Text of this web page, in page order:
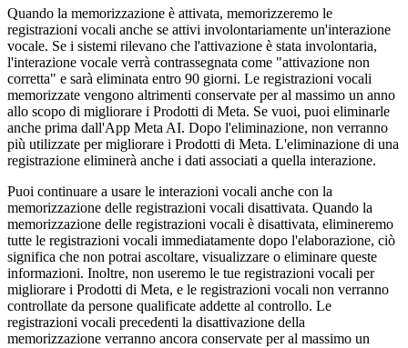
Quando la memorizzazione è attivata, memorizzeremo le
registrazioni vocali anche se attivi involontariamente un'interazione
vocale. Se i sistemi rilevano che l'attivazione è stata involontaria,
l'interazione vocale verrà contrassegnata come "attivazione non
corretta" e sarà eliminata entro 90 giorni. Le registrazioni vocali
memorizzate vengono altrimenti conservate per al massimo un anno
allo scopo di migliorare i Prodotti di Meta. Se vuoi, puoi eliminarle
anche prima dall'App Meta AI. Dopo l'eliminazione, non verranno
più utilizzate per migliorare i Prodotti di Meta. L'eliminazione di una
registrazione eliminerà anche i dati associati a quella interazione.
Puoi continuare a usare le interazioni vocali anche con la
memorizzazione delle registrazioni vocali disattivata. Quando la
memorizzazione delle registrazioni vocali è disattivata, elimineremo
tutte le registrazioni vocali immediatamente dopo l'elaborazione, ciò
significa che non potrai ascoltare, visualizzare o eliminare queste
informazioni. Inoltre, non useremo le tue registrazioni vocali per
migliorare i Prodotti di Meta, e le registrazioni vocali non verranno
controllate da persone qualificate addette al controllo. Le
registrazioni vocali precedenti la disattivazione della
memorizzazione verranno ancora conservate per al massimo un